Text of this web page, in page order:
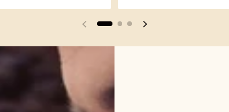
Vorherige Folie Nächste Folie